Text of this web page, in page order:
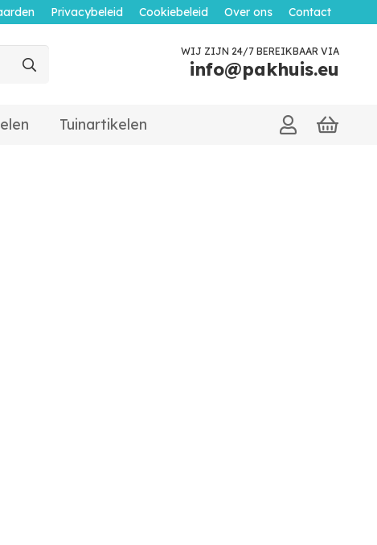
Privacybeleid Cookiebeleid Over ons Contact
WIJ ZIJN 24/7 BEREIKBAAR VIA
info@pakhuis.eu
Tuinartikelen